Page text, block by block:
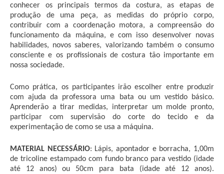
conhecer os principais termos da costura, as etapas de
produção de uma peça, as medidas do próprio corpo,
contribuir com a coordenação motora, a compreensão do
funcionamento da máquina, e com isso desenvolver novas
habilidades, novos saberes, valorizando também o consumo
consciente e os profissionais de costura tão importante em
nossa sociedade.
Como prática, os participantes irão escolher entre produzir
com ajuda da professora uma bata ou um vestido básico.
Aprenderão a tirar medidas, interpretar um molde pronto,
participar com supervisão do corte do tecido e da
experimentação de como se usa a máquina.
MATERIAL NECESSÁRIO: Lápis, apontador e borracha, 1,00m
de tricoline estampado com fundo branco para vestido (idade
até 12 anos) ou 50cm para bata (idade até 12 anos).